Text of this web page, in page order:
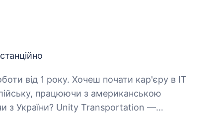
почати кар'єру в IT
працюючи з американською
з України? Unity Transportation —